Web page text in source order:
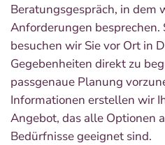
Beratungsgespräch, in dem
Anforderungen besprechen.
besuchen wir Sie vor Ort in
Gegebenheiten direkt zu
passgenaue Planung
Informationen erstellen wir
Angebot, das alle Optionen
Bedürfnisse geeignet sind.